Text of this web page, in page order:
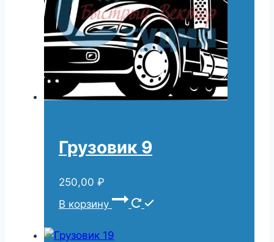
Грузовик 9
250,00 ₽
В корзину